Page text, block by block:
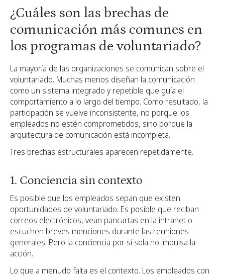
¿Cuáles son las brechas de
comunicación más comunes en
los programas de voluntariado?
La mayoría de las organizaciones se comunican sobre el
voluntariado. Muchas menos diseñan la comunicación
como un sistema integrado y repetible que guía el
comportamiento a lo largo del tiempo. Como resultado, la
participación se vuelve inconsistente, no porque los
empleados no estén comprometidos, sino porque la
arquitectura de comunicación está incompleta.
Tres brechas estructurales aparecen repetidamente.
1. Conciencia sin contexto
Es posible que los empleados sepan que existen
oportunidades de voluntariado. Es posible que reciban
correos electrónicos, vean pancartas en la intranet o
escuchen breves menciones durante las reuniones
generales. Pero la conciencia por sí sola no impulsa la
acción.
Lo que a menudo falta es el contexto. Los empleados con